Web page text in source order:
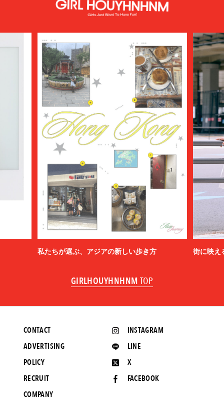
私たちが選ぶ、アジアの新しい歩き方 街に映え
GIRLHOUYHNHNM TOP
INSTAGRAM
LINE
X
FACEBOOK
CONTACT
ADVERTISING
POLICY
RECRUIT
COMPANY